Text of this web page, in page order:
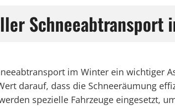
Schneeabtransport
im Winter ein wichtiger
darauf, dass die Schneeräumung
spezielle Fahrzeuge eingesetzt,